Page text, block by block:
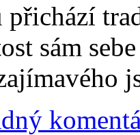
přichází
sám